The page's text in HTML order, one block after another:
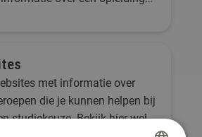
met informatie over
die je kunnen helpen bij
studiekeuze. Bekijk hier welke